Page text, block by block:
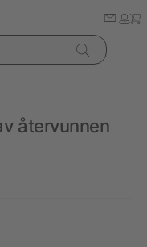
återvunnen